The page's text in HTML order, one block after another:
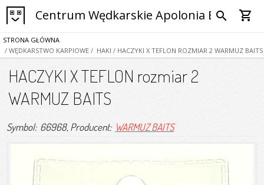
Centrum Wędkarskie Apolonia Bytom
search shopping_cart
STRONA GŁÓWNA
/ WĘDKARSTWO KARPIOWE / HAKI / HACZYKI X TEFLON ROZMIAR 2 WARMUZ BAITS
HACZYKI X TEFLON rozmiar 2
WARMUZ BAITS
Symbol: 66968, Producent: WARMUZ BAITS